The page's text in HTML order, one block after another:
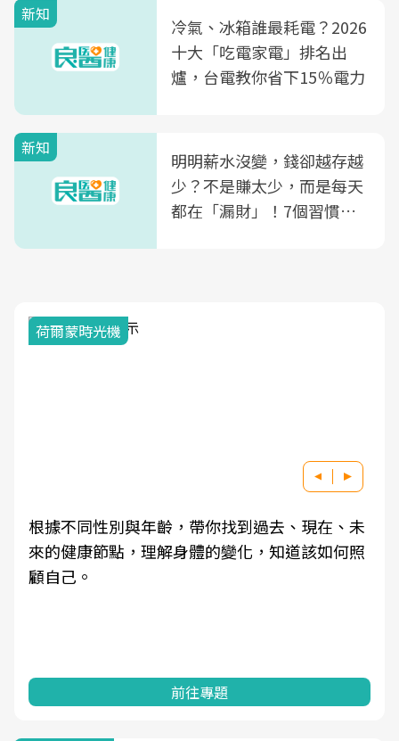
光田醫院建構360度女性健
康照護生態圈
新知
冷氣、冰箱誰最耗電？2026
十大「吃電家電」排名出
爐，台電教你省下15％電力
新知
明明薪水沒變，錢卻越存越
少？不是賺太少，而是每天
都在「漏財」！7個習慣一
荷爾蒙時光機
根據不同性別與年齡，帶你找到過去、現在、未
來的健康節點，理解身體的變化，知道該如何照
顧自己。
前往專題